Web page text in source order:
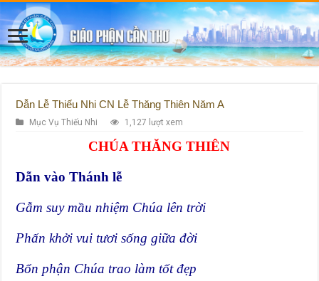
Dẫn Lễ Thiếu Nhi CN Lễ Thăng Thiên Năm A
Mục Vụ Thiếu Nhi 1,127 lượt xem
CHÚA THĂNG THIÊN
Dẫn vào Thánh lễ
Gẫm suy mầu nhiệm Chúa lên trời
Phấn khởi vui tươi sống giữa đời
Bổn phận Chúa trao làm tốt đẹp